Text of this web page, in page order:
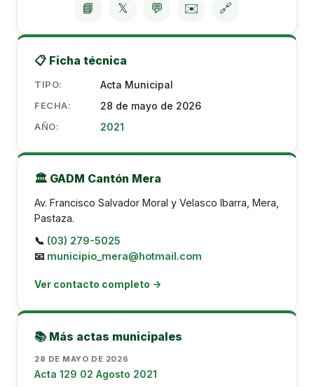
📘 𝕏 💬 ✉️ 🔗
📋 Ficha técnica
TIPO: Acta Municipal
FECHA: 28 de mayo de 2026
AÑO: 2021
🏛️ GADM Cantón Mera
Av. Francisco Salvador Moral y Velasco Ibarra, Mera,
Pastaza.
📞 (03) 279-5025
📧 municipio_mera@hotmail.com
Ver contacto completo →
📚 Más actas municipales
28 DE MAYO DE 2026
Acta 129 02 Agosto 2021